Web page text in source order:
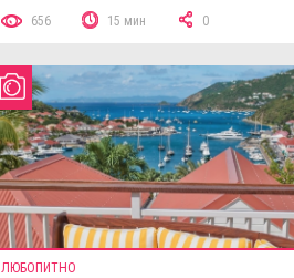
656 15 мин 0
ЛЮБОПИТНО